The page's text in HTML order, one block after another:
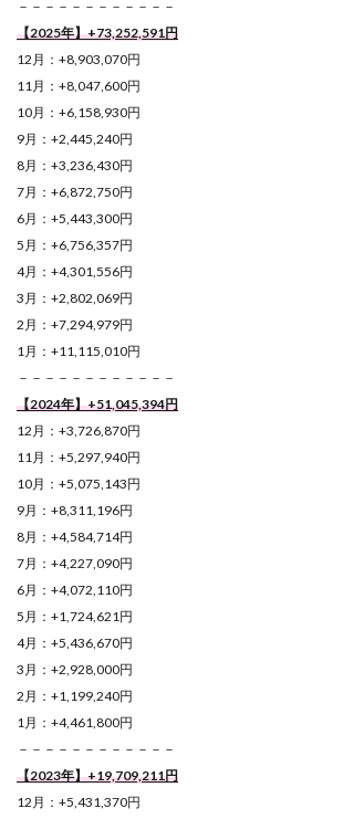
－－－－－－－－－－－－
【2025年】+73,252,591円
12月：+8,903,070円
11月：+8,047,600円
10月：+6,158,930円
9月：+2,445,240円
8月：+3,236,430円
7月：+6,872,750円
6月：+5,443,300円
5月：+6,756,357円
4月：+4,301,556円
3月：+2,802,069円
2月：+7,294,979円
1月：+11,115,010円
－－－－－－－－－－－－
【2024年】+51,045,394円
12月：+3,726,870円
11月：+5,297,940円
10月：+5,075,143円
9月：+8,311,196円
8月：+4,584,714円
7月：+4,227,090円
6月：+4,072,110円
5月：+1,724,621円
4月：+5,436,670円
3月：+2,928,000円
2月：+1,199,240円
1月：+4,461,800円
－－－－－－－－－－－－
【2023年】+19,709,211円
12月：+5,431,370円